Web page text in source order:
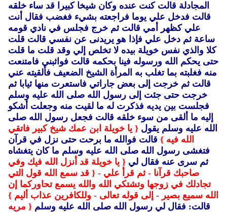
المجادلة قالت كنت عنده وكان شيخا كبيرا قد ساء خلقه
قالت فدخل علي يوما فراجعته بشيء فغضب فقال أنت
علي كظهر أمي قالت ثم خرج فجلس في نادي قومه
ساعة ثم دخل علي فإذا هو يريدنى عن نفسي قالت قلت
كلا والذي نفس خويلة بيده لا تخلص إلي وقد قلت ما قلت
حتى يحكم الله ورسوله فينا بحكمه قالت فواثبني فامتنعت
منه فغلبته بما تغلب به المرأة الشيخ الضعيف فألقيته عني
قالت ثم خرجت إلى بعض جاراتي فاستعرت منها ثيابا ثم
خرجت حتى جئت إلى رسول الله صلى الله عليه وسلم
فجلست بين يديه فذكرت له ما لقيت منه وجعلت أشكو
إليه ما ألقى من سوء خلقه قالت فجعل رسول الله صلى
الله عليه وسلم يقول { يا خويلة ابن عمك شيخ كبير فاتقي
الله فيه } قالت فوالله ما برحت حتى نزل في قرآن
فتغشى رسول الله صلى الله عليه وسلم ما كان يتغشاه
ثم سرى عنه فقال لي { يا خويلة قد أنزل الله فيك وفي
صاحبك قرآنا - ثم قرأ علي - { قد سمع الله قول التي
تجادلك في زوجها وتشتكي الله والله يسمع تحاوركما إن
الله سميع بصير - إلى قوله تعالى - وللكافرين عذاب أليم }
قالت: فقال لي رسول الله صلى الله عليه وسلم { مريه